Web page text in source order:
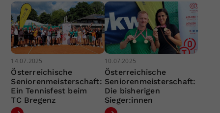
14.07.2025
Österreichische
Seniorenmeisterschaft:
Ein Tennisfest beim
TC Bregenz
10.07.2025
Österreichische
Seniorenmeisterschaft:
Die bisherigen
Sieger:innen